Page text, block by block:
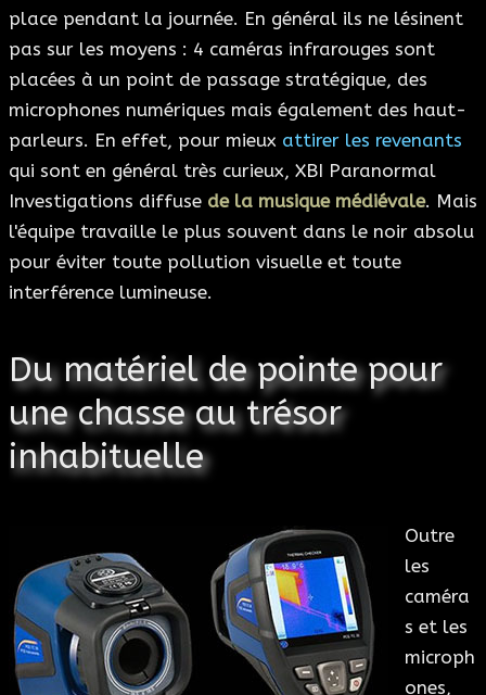
place pendant la journée. En général ils ne lésinent
pas sur les moyens : 4 caméras infrarouges sont
placées à un point de passage stratégique, des
microphones numériques mais également des haut-
parleurs. En effet, pour mieux attirer les revenants
qui sont en général très curieux, XBI Paranormal
Investigations diffuse de la musique médiévale. Mais
l'équipe travaille le plus souvent dans le noir absolu
pour éviter toute pollution visuelle et toute
interférence lumineuse.
Du matériel de pointe pour
une chasse au trésor
inhabituelle
Outre
les
caméra
s et les
microph
ones,